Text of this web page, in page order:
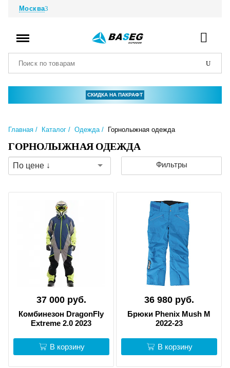
Москва
СКИДКА НА ПАКРАФТ
Главная Каталог Одежда Горнолыжная одежда
ГОРНОЛЫЖНАЯ ОДЕЖДА
По цене ↓ Фильтры
37 000 руб.
Комбинезон DragonFly
Extreme 2.0 2023
В корзину
36 980 руб.
Брюки Phenix Mush M
2022-23
В корзину